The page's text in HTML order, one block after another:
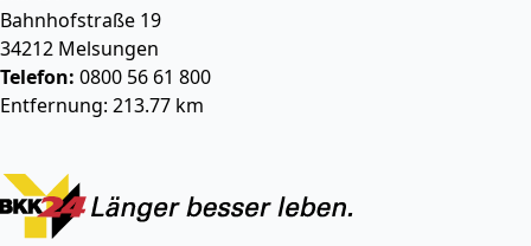
Bahnhofstraße 19
34212 Melsungen
Telefon: 0800 56 61 800
Entfernung: 213.77 km